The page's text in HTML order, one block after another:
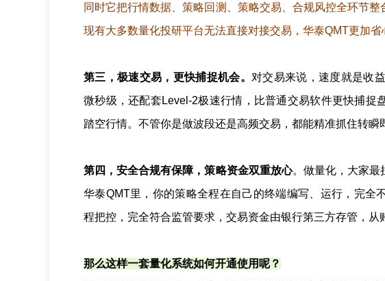
同时它把行情数据、策略回测、策略交易、合规风控全环节
现有大多数量化投研平台无法直接对接交易，华泰QMT更加省
第三，极速交易，更快捕捉机会。 对交易来说，速度就是收
微秒级，还配套Level-2极速行情，比普通交易软件更快捕捉
踏空行情。不管你是做波段还是高频交易，都能精准抓住转瞬
第四，安全合规有保障，策略资金双重放心。做量化，大家最
华泰QMT里，你的策略全程在自己的终端编写、运行，完全
程把控，完全符合监管要求，交易资金由银行第三方存管，从
那么这样一套量化系统如何开通使用呢？